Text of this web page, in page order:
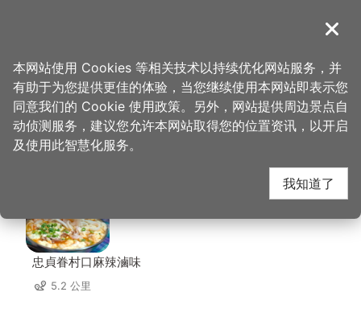
導覽
首页 > 想去的地方 > 美食、购物 > 有树手作甜品
有树手作甜品 周边店家
忠貞眷村口麻辣滷味
5.2 公里
关闭
本网站使用 Cookies 等相关技术以持续优化网站服务，并
有助于为您提供更佳的体验，当您继续使用本网站即表示您
同意我们的 Cookie 使用政策。另外，网站提供周边景点自
动侦测服务，建议您允许本网站取得您的位置资讯，以开启
及使用此智慧化服务。
我知道了